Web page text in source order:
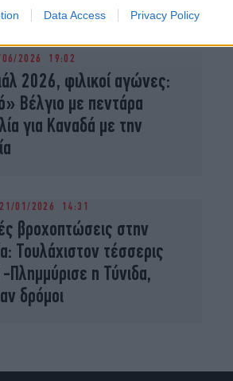
Data Access Privacy Policy
2026 19:02
2026, φιλικοί αγώνες:
Βέλγιο με πεντάρα
για Καναδά με την
21/01/2026 14:31
βροχοπτώσεις στην
Τουλάχιστον τέσσερις
-Πλημμύρισε η Τύνιδα,
δρόμοι